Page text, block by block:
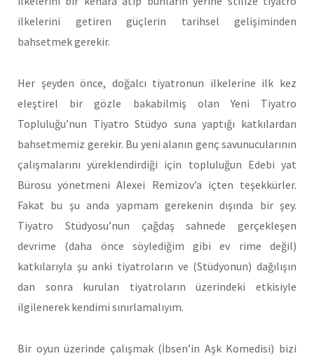
ilkelerini getiren güçlerin tarihsel gelişiminden
bahsetmek gerekir.
Her şeyden önce, doğalcı tiyatronun ilkelerine ilk kez
eleştirel bir gözle bakabilmiş olan Yeni Tiyatro
Topluluğu’nun Tiyatro Stüdyo suna yaptığı katkılardan
bahsetmemiz gerekir. Bu yeni alanın genç savunucularının
çalışmalarını yüreklendirdiği için topluluğun Edebi yat
Bürosu yönetmeni AIexei Remizov’a içten teşekkürler.
Fakat bu şu anda yapmam gerekenin dışında bir şey.
Tiyatro Stüdyosu’nun çağdaş sahnede gerçekleşen
devrime (daha önce söylediğim gibi ev rime değil)
katkılarıyla şu anki tiyatroların ve (Stüdyonun) dağılışın
dan sonra kurulan tiyatroların üzerindeki etkisiyle
ilgilenerek kendimi sınırlamalıyım.
Bir oyun üzerinde çalışmak (İbsen’in Aşk Komedisi) bizi